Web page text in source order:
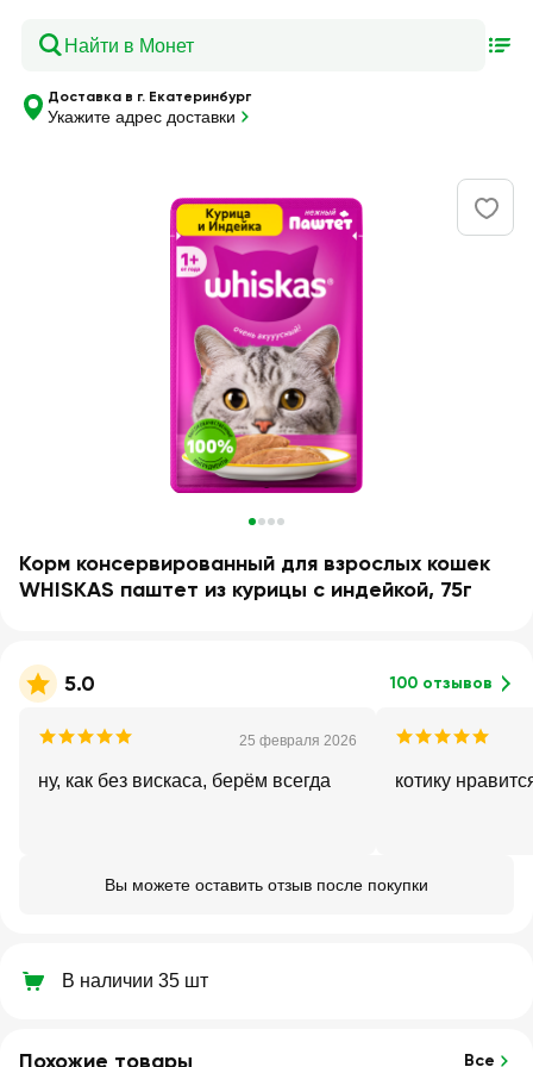
Доставка в г. Екатеринбург
Укажите адрес доставки
Корм консервированный для взрослых кошек
WHISKAS паштет из курицы с индейкой, 75г
5.0 100 отзывов
25 февраля 2026
ну, как без вискаса, берём всегда котику
Вы можете оставить отзыв после покупки
В наличии 35 шт
Похожие товары Все